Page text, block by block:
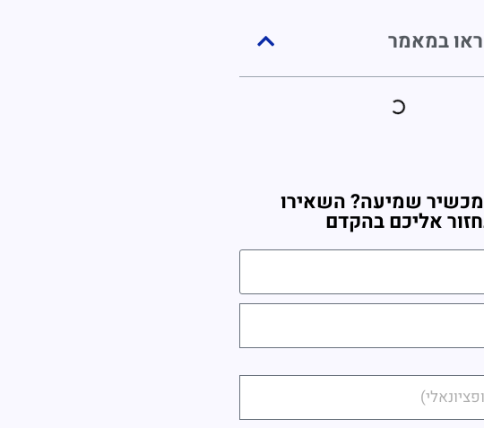
במאמר
שמיעה? השאירו
אליכם בהקדם